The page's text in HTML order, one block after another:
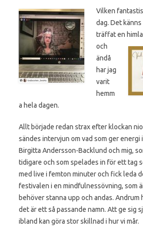
Vilken
dag. Det
träffat en himla
och
ändå
har jag
varit
hemm
a hela dagen.
Allt började redan strax efter klockan
sändes intervjun om vad som ger energi
Birgitta Andersson-Backlund och mig,
tidigare och som spelades in för ett tag
med live i femton minuter och fick leda
festivalen i en mindfulnessövning, som
behöver stanna upp och andas.
det är ett så passande namn. Att ge sig
ibland kan göra stor skillnad i hur vi mår.